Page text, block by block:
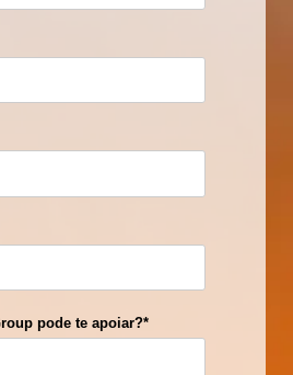
pode te apoiar?*